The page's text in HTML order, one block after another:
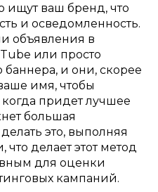
ищут ваш бренд, что
и осведомленность.
объявления в
или просто
и они, скорее
имя, чтобы
когда придет лучшее
большая
это, выполняя
делает этот метод
для оценки
кампаний.